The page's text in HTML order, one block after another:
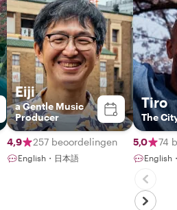
Eiji
a Gentle Music
Producer
4,9 257 beoordelingen
English・日本語
Tiro
The
5,0 74
English